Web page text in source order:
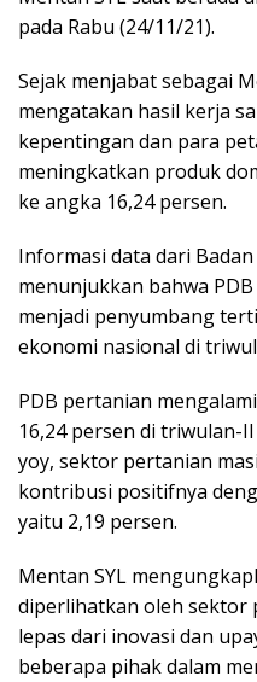
pada Rabu (24/11/21).
Sejak menjabat sebagai
mengatakan hasil kerja
kepentingan dan para
meningkatkan produk
ke angka 16,24 persen.
Informasi data dari
menunjukkan bahwa
menjadi penyumbang
ekonomi nasional di
PDB pertanian
16,24 persen di triwulan-
yoy, sektor pertanian
kontribusi positifnya
yaitu 2,19 persen.
Mentan SYL
diperlihatkan oleh sektor
lepas dari inovasi dan
beberapa pihak dalam